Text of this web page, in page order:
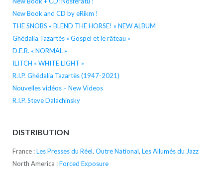
New Book and CD by eRikm !
THE SNOBS « BLEND THE HORSE! » NEW ALBUM
Ghédalia Tazartès « Gospel et le râteau »
D.E.R. « NORMAL »
ILITCH « WHITE LIGHT »
R.I.P. Ghédalia Tazartès (1947-2021)
Nouvelles vidéos – New Videos
R.I.P. Steve Dalachinsky
DISTRIBUTION
France :Les Presses du Réel, Outre National, Les Allumés du Jazz
North America :Forced Exposure